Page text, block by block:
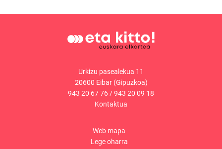
Urkizu pasealekua 11
20600 Eibar (Gipuzkoa)
943 20 67 76/943 20 09 18
Kontaktua
Web mapa
Lege oharra